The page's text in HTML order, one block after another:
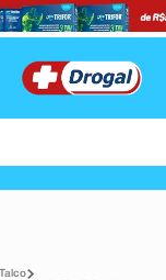
Talco